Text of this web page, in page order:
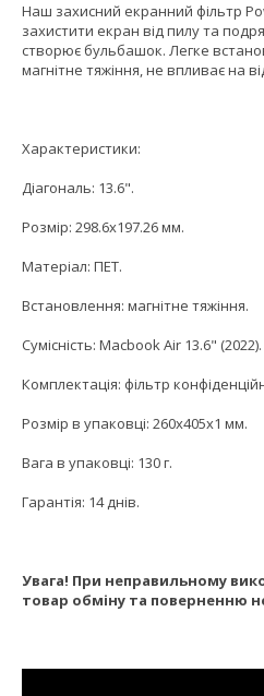
Наш захисний екранний фільтр
захистити екран від пилу та
створює бульбашок. Легке
магнітне тяжіння, не впливає на
Характеристики:
Діагональ: 13.6".
Розмір: 298.6x197.26 мм.
Матеріал: ПЕТ.
Встановлення: магнітне тяжіння.
Сумісність: Macbook Air 13.6" (2022).
Комплектація: фільтр
Розмір в упаковці: 260x405x1 мм.
Вага в упаковці: 130 г.
Гарантія: 14 днів.
Увага! При неправильному
товар обміну та поверненню